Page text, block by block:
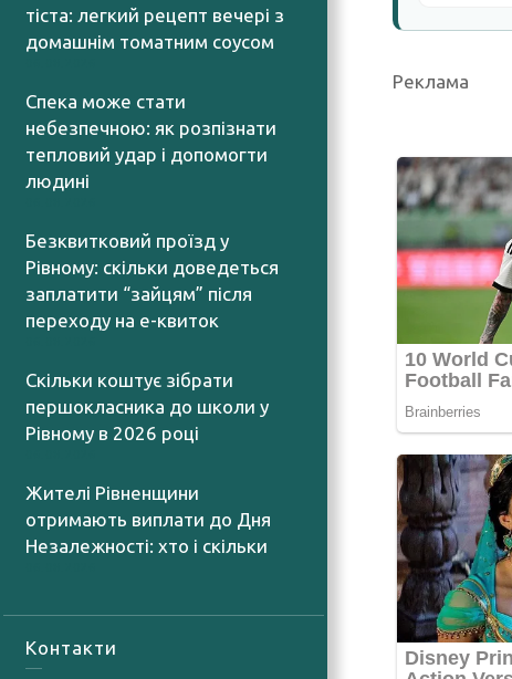
тіста: легкий рецепт вечері з
домашнім томатним соусом
Спека може стати
небезпечною: як розпізнати
тепловий удар і допомогти
людині
Безквитковий проїзд у
Рівному: скільки доведеться
заплатити “зайцям” після
переходу на е-квиток
Скільки коштує зібрати
першокласника до школи у
Рівному в 2026 році
Жителі Рівненщини
отримають виплати до Дня
Незалежності: хто і скільки
Контакти
Реклама